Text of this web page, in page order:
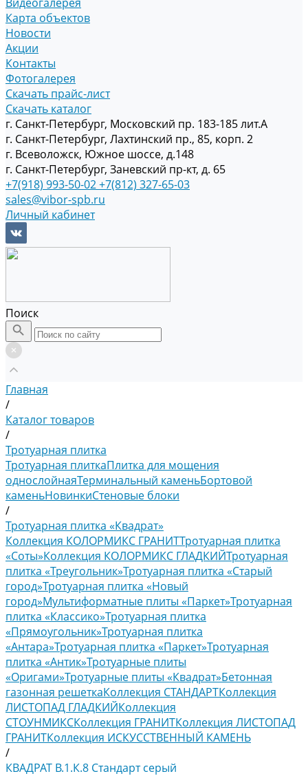
Карта объектов
Новости
Акции
Контакты
Фотогалерея
Скачать прайс-лист
Скачать каталог
г. Санкт-Петербург, Московский пр. 183-185 лит.А
г. Санкт-Петербург, Лахтинский пр., 85, корп. 2
г. Всеволожск, Южное шоссе, д.148
г. Санкт-Петербург, Заневский пр-кт, д. 65
+7(918) 993-50-02+7(812) 327-65-03
sales@vibor-spb.ru
Личный кабинет
Поиск
Главная
/
Каталог товаров
/
Тротуарная плитка
Тротуарная плиткаПлитка для мощения
однослойнаяТерминальный каменьБортовой
каменьНовинкиСтеновые блоки
/
Тротуарная плитка «Квадрат»
Коллекция КОЛОРМИКС ГРАНИТТротуарная плитка
«Соты»Коллекция КОЛОРМИКС ГЛАДКИЙТротуарная
плитка «Треугольник»Тротуарная плитка «Старый
город»Тротуарная плитка «Новый
город»Мультиформатные плиты «Паркет»Тротуарная
плитка «Классико»Тротуарная плитка
«Прямоугольник»Тротуарная плитка
«Антара»Тротуарная плитка «Паркет»Тротуарная
плитка «Антик»Тротуарные плиты
«Оригами»Тротуарные плиты «Квадрат»Бетонная
газонная решеткаКоллекция СТАНДАРТКоллекция
ЛИСТОПАД ГЛАДКИЙКоллекция
СТОУНМИКСКоллекция ГРАНИТКоллекция ЛИСТОПАД
ГРАНИТКоллекция ИСКУССТВЕННЫЙ КАМЕНЬ
/
КВАДРАТ В.1.К.8 Стандарт серый